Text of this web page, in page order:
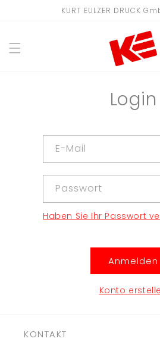
KURT EULZER DRUCK
Login
E-Mail
Passwort
Haben Sie Ihr Passwort
Anmelden
Konto
KONTAKT